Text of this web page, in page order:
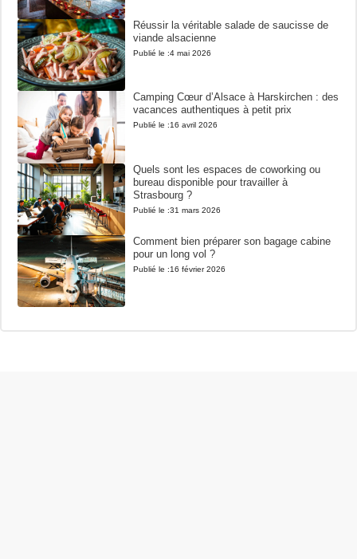
Réussir la véritable salade de saucisse de
viande alsacienne
Publié le :4 mai 2026
Camping Cœur d’Alsace à Harskirchen : des
vacances authentiques à petit prix
Publié le :16 avril 2026
Quels sont les espaces de coworking ou
bureau disponible pour travailler à
Strasbourg ?
Publié le :31 mars 2026
Comment bien préparer son bagage cabine
pour un long vol ?
Publié le :16 février 2026